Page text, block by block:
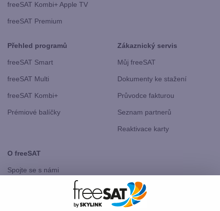
freeSAT Kombi+ Apple TV
freeSAT Premium
Přehled programů
freeSAT Smart
freeSAT Multi
freeSAT Kombi+
Prémiové balíčky
Zákaznický servis
Můj freeSAT
Dokumenty ke stažení
Průvodce fakturou
Seznam partnerů
Reaktivace karty
O freeSAT
Spojte se s námi